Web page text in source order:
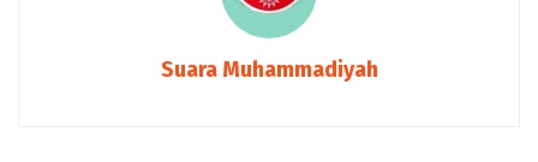
Suara Muhammadiyah